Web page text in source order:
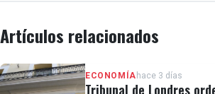
Artículos relacionados
ECONOMÍA hace 3 días
Tribunal de Londres